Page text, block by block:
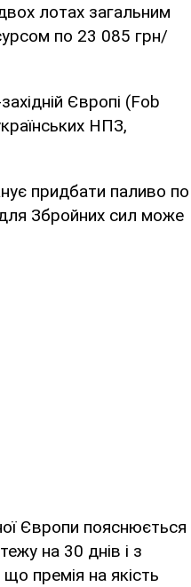
лотах загальним
по 23 085 грн/
Європі (Fob
НПЗ,
придбати паливо по
Збройних сил може
Європи пояснюється
на 30 днів і з
премія на якість